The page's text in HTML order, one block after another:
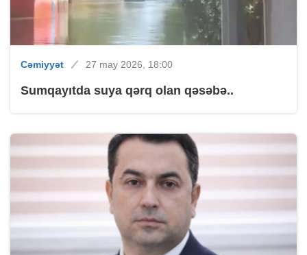
Cəmiyyət 27 may 2026, 18:00
Sumqayıtda suya qərq olan qəsəbə..